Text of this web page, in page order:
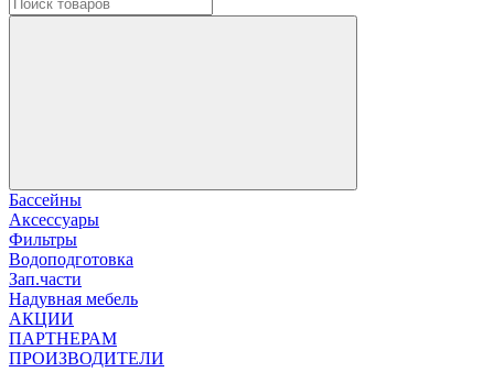
Бассейны
Аксессуары
Фильтры
Водоподготовка
Зап.части
Надувная мебель
АКЦИИ
ПАРТНЕРАМ
ПРОИЗВОДИТЕЛИ